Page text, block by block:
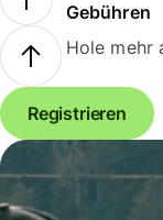
Gebühren
Hole mehr
Registrieren